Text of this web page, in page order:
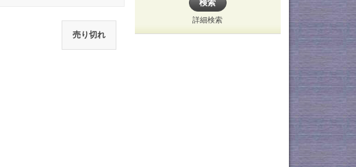
売り切れ
詳細検索